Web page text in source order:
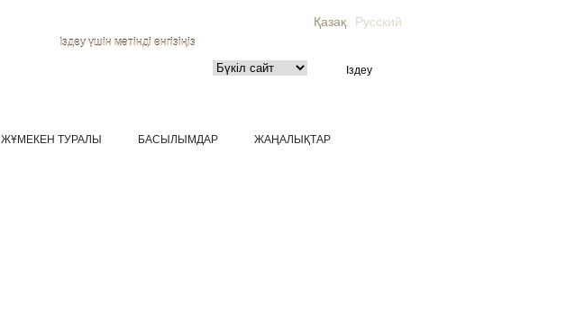
Қазақ Русский
Іздеу үшін мәтінді енгізіңіз
ЖҰМЕКЕН ТУРАЛЫ БАСЫЛЫМДАР ЖАҢАЛЫҚТАР